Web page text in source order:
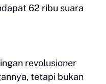
62 ribu suara
revolusioner
tetapi bukan